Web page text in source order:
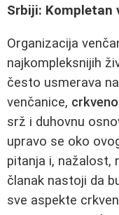
Srbiji: Kompletan
Organizacija
najkompleksnijih
često usmerava
venčanice,
srž i duhovnu
upravo se oko
pitanja i, nažalost,
članak nastoji da
sve aspekte